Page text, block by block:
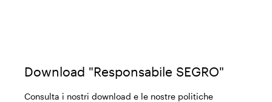
Download "Responsabile SEGRO"
Consulta i nostri download e le nostre politiche